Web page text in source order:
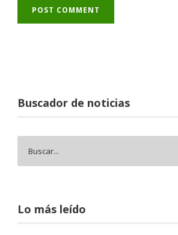
Buscador de noticias
Lo más leído